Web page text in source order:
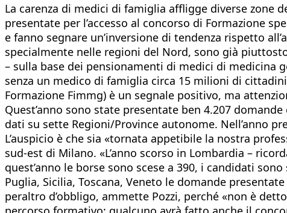
La carenza di medici di famiglia affligge diverse zone
presentate per l’accesso al concorso di Formazione
e fanno segnare un’inversione di tendenza rispetto
specialmente nelle regioni del Nord, sono già
– sulla base dei pensionamenti di medici di medicina
senza un medico di famiglia circa 15 milioni di
Formazione Fimmg) è un segnale positivo, ma
Quest’anno sono state presentate ben 4.207
dati su sette Regioni/Province autonome. Nell’anno
L’auspicio è che sia «tornata appetibile la nostra
sud-est di Milano. «L’anno scorso in Lombardia –
quest’anno le borse sono scese a 390, i candidati
Puglia, Sicilia, Toscana, Veneto le domande
peraltro d’obbligo, ammette Pozzi, perché «non è